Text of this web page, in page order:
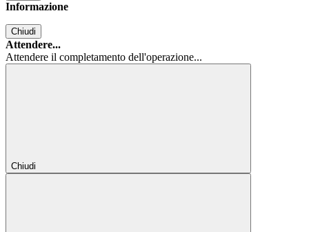
Informazione
Chiudi
Attendere...
Attendere il completamento dell'operazione...
Chiudi